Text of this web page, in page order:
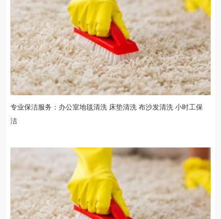
专业保洁服务：办公室地毯清洗 床垫清洗 布沙发清洗 小时工保
洁